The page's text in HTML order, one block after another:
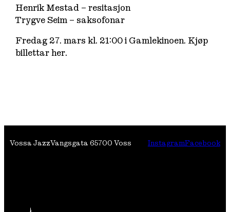
Henrik Mestad – resitasjon
Trygve Seim – saksofonar
Fredag 27. mars kl. 21:00 i Gamlekinoen. Kjøp
billettar her.
Vossa JazzVangsgata 65700 Voss InstagramFacebook